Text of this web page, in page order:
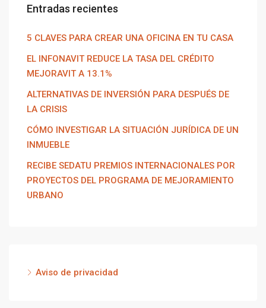
Entradas recientes
5 CLAVES PARA CREAR UNA OFICINA EN TU CASA
EL INFONAVIT REDUCE LA TASA DEL CRÉDITO
MEJORAVIT A 13.1%
ALTERNATIVAS DE INVERSIÓN PARA DESPUÉS DE
LA CRISIS
CÓMO INVESTIGAR LA SITUACIÓN JURÍDICA DE UN
INMUEBLE
RECIBE SEDATU PREMIOS INTERNACIONALES POR
PROYECTOS DEL PROGRAMA DE MEJORAMIENTO
URBANO
Aviso de privacidad